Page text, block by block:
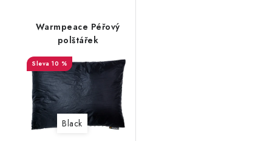
Warmpeace Péřový
polštářek
10 %
Black